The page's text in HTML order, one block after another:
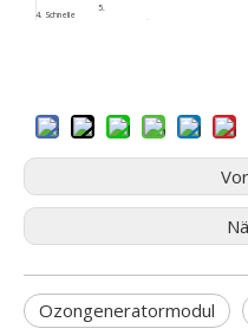
4. Schnelle
5.
Kundenspezifische
Ozongeneratormodul